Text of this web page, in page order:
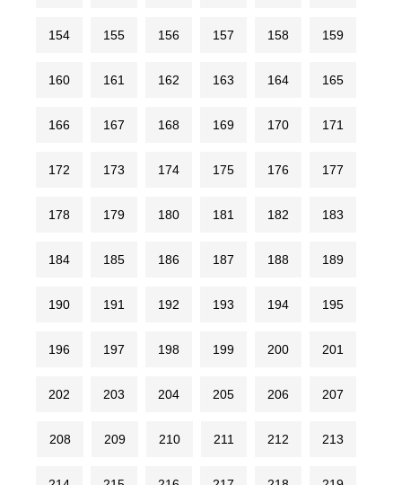
154 155 156 157 158 159
160 161 162 163 164 165
166 167 168 169 170 171
172 173 174 175 176 177
178 179 180 181 182 183
184 185 186 187 188 189
190 191 192 193 194 195
196 197 198 199 200 201
202 203 204 205 206 207
208 209 210 211 212 213